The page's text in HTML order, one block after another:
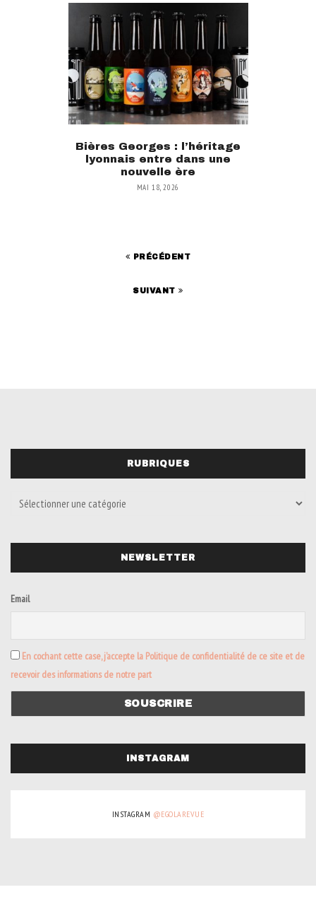
Bières Georges : l’héritage
lyonnais entre dans une
nouvelle ère
MAI 18, 2026
PRÉCÉDENT
SUIVANT
RUBRIQUES
NEWSLETTER
Email
En cochant cette case, j’accepte la Politique de confidentialité de ce site et de
recevoir des informations de notre part
INSTAGRAM
INSTAGRAM @EGOLAREVUE